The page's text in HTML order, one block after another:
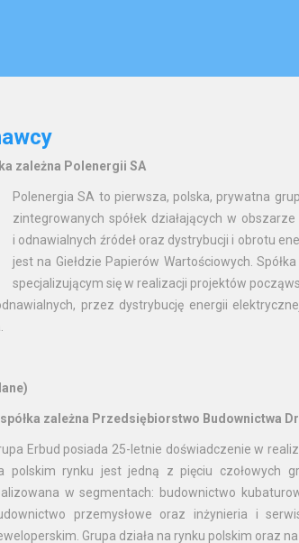
zależna Polenergii SA
Polenergia SA to pierwsza, polska, prywatna
zintegrowanych spółek działających w
i odnawialnych źródeł oraz dystrybucji i obrotu
jest na Giełdzie Papierów Wartościowych.
specjalizującym się w realizacji projektów
przez dystrybucję energii
zależna Przedsiębiorstwo Budownictwa
Erbud posiada 25-letnie doświadczenie w
polskim rynku jest jedną z pięciu czołowych
w segmentach: budownictwo
przemysłowe oraz inżynieria i
Grupa działa na rynku polskim oraz